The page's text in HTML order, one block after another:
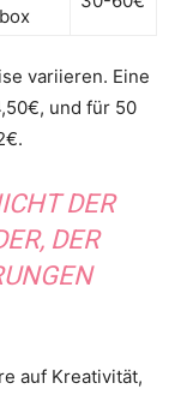
variieren. Eine
und für 50
DER
DER
auf Kreativität,